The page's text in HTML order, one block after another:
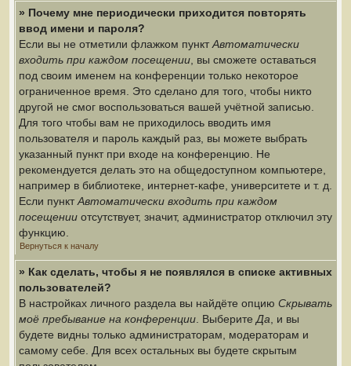
» Почему мне периодически приходится повторять
ввод имени и пароля?
Если вы не отметили флажком пунктАвтоматически
входить при каждом посещении , вы сможете оставаться
под своим именем на конференции только некоторое
ограниченное время. Это сделано для того, чтобы никто
другой не смог воспользоваться вашей учётной записью.
Для того чтобы вам не приходилось вводить имя
пользователя и пароль каждый раз, вы можете выбрать
указанный пункт при входе на конференцию. Не
рекомендуется делать это на общедоступном компьютере,
например в библиотеке, интернет-кафе, университете и т. д.
Если пунктАвтоматически входить при каждом
посещении отсутствует, значит, администратор отключил эту
функцию.
Вернуться к началу
» Как сделать, чтобы я не появлялся в списке активных
пользователей?
В настройках личного раздела вы найдёте опцию Скрывать
моё пребывание на конференции . Выберите Да , и вы
будете видны только администраторам, модераторам и
самому себе. Для всех остальных вы будете скрытым